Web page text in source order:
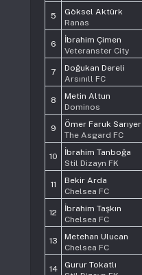
5
Göksel Aktürk
Ranas
6
İbrahim Çimen
Veteranster City
7
Doğukan Dereli
Arsınıll FC
8
Metin Altun
Dominos
9
Ömer Faruk Sarıyer
The Asgard FC
10
İbrahim Tanboğa
Stil Dizayn FK
11
Bekir Arda
Chelsea FC
12
İbrahim Taşkın
Chelsea FC
13
Metehan Ulucan
Chelsea FC
14
Gurur Tokatlı